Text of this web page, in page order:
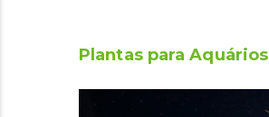
Plantas para Aquários